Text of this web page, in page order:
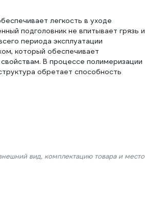
легкость в уходе
подголовник не впитывает грязь и
периода эксплуатации
который обеспечивает
В процессе полимеризации
обретает способность
вид, комплектацию товара и место